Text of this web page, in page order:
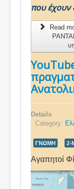
που έχουν
Read
Details
Category:
ΓΝΩΜΗ 2-
Αγαπητοί